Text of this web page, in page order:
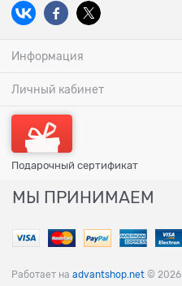
Информация
Личный кабинет
Подарочный сертификат
МЫ ПРИНИМАЕМ
Работает на advantshop.net © 2026